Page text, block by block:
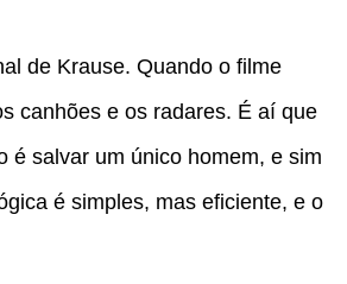
de Krause. Quando o filme
canhões e os radares. É aí que
é salvar um único homem, e sim
é simples, mas eficiente, e o